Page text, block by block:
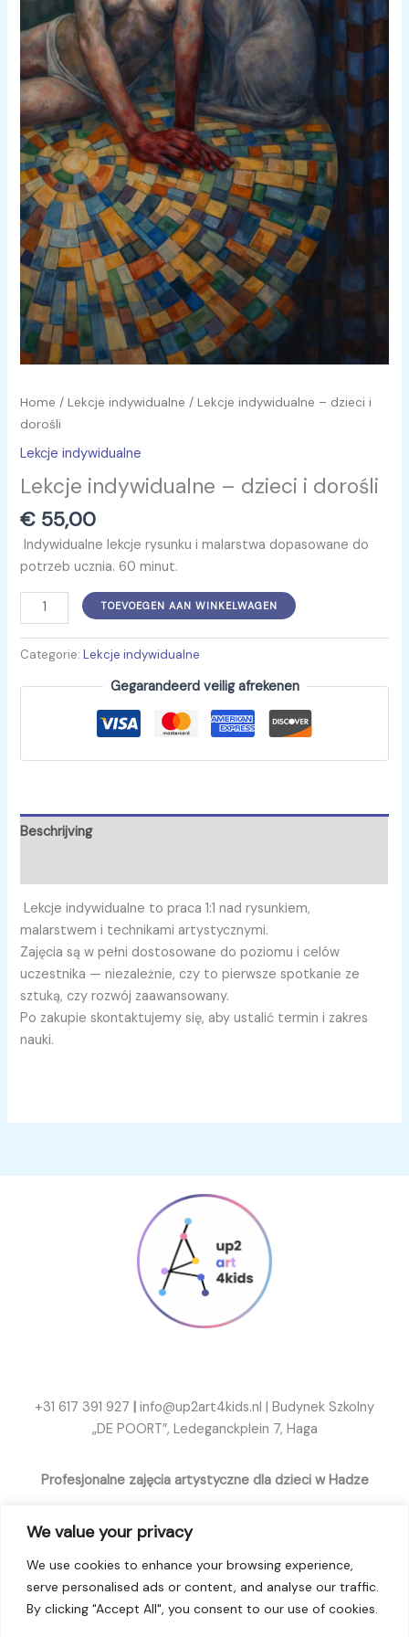
We value your privacy
We use cookies to enhance your browsing experience,
serve personalised ads or content, and analyse our traffic.
By clicking "Accept All", you consent to our use of cookies.
Home /Lekcje indywidualne / Lekcje indywidualne – dzieci i
dorośli
Lekcje indywidualne
Lekcje indywidualne – dzieci i dorośli
€ 55,00
Indywidualne lekcje rysunku i malarstwa dopasowane do
potrzeb ucznia. 60 minut.
TOEVOEGEN AAN WINKELWAGEN
Categorie:Lekcje indywidualne
Gegarandeerd veilig afrekenen
Beschrijving
Lekcje indywidualne to praca 1:1 nad rysunkiem,
malarstwem i technikami artystycznymi.
Zajęcia są w pełni dostosowane do poziomu i celów
uczestnika — niezależnie, czy to pierwsze spotkanie ze
sztuką, czy rozwój zaawansowany.
Po zakupie skontaktujemy się, aby ustalić termin i zakres
nauki.
+31 617 391 927 | info@up2art4kids.nl | Budynek Szkolny
„DE POORT”, Ledeganckplein 7, Haga
Profesjonalne zajęcia artystyczne dla dzieci w Hadze
Copyright © 2026 up2art4kids
Algemene Voorwaarden